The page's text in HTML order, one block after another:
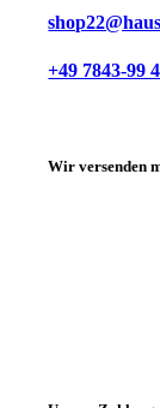
+49 7843-99
Wir versenden